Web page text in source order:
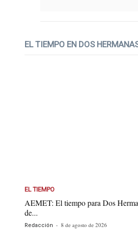
EL TIEMPO EN DOS
EL TIEMPO
AEMET: El tiempo para Dos
de...
Redacción - 8 de agosto de 2026